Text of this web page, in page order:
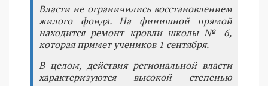
Власти не ограничились восстановлением
жилого фонда. На финишной прямой
находится ремонт кровли школы № 6,
которая примет учеников 1 сентября.
В целом, действия региональной власти
характеризуются высокой степенью